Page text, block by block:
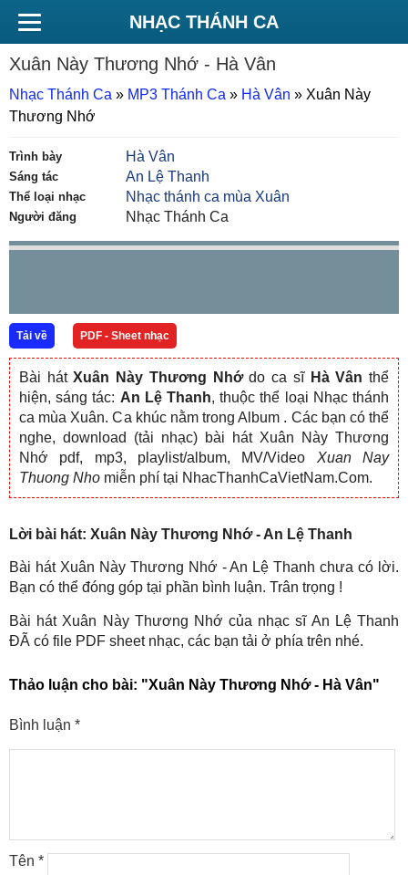
NHẠC THÁNH CA
Xuân Này Thương Nhớ - Hà Vân
Nhạc Thánh Ca » MP3 Thánh Ca » Hà Vân » Xuân Này
Thương Nhớ
Trình bày Hà Vân
Sáng tác An Lệ Thanh
Thể loại nhạc Nhạc thánh ca mùa Xuân
Người đăng Nhạc Thánh Ca
Tải về PDF - Sheet nhạc
Bài hátXuân Này Thương Nhớdo ca sĩ Hà Vân thể
hiện, sáng tác: An Lệ Thanh, thuộc thể loại Nhạc thánh
ca mùa Xuân. Ca khúc nằm trong Album . Các bạn có thể
nghe, download (tải nhạc) bài hát Xuân Này Thương
Nhớ pdf, mp3, playlist/album, MV/Video Xuan Nay
Thuong Nho miễn phí tại NhacThanhCaVietNam.Com.
Lời bài hát: Xuân Này Thương Nhớ - An Lệ Thanh
Bài hát Xuân Này Thương Nhớ - An Lệ Thanh chưa có lời.
Bạn có thể đóng góp tại phần bình luận. Trân trọng !
Bài hát Xuân Này Thương Nhớ của nhạc sĩ An Lệ Thanh
ĐÃ có file PDF sheet nhạc, các bạn tải ở phía trên nhé.
Thảo luận cho bài: "Xuân Này Thương Nhớ - Hà Vân"
Bình luận *
Tên *